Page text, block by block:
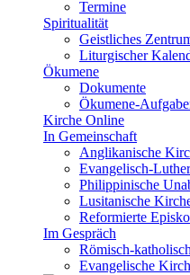
Termine
Spiritualität
Geistliches
Liturgischer
Ökumene
Dokumente
Ökumene-
Kirche Online
In Gemeinschaft
Anglikanische
Evangelisch-
Philippinische
Lusitanische
Reformierte
Im Gespräch
Römisch-
Evangelische